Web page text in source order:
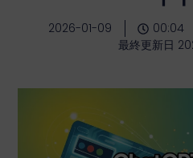
2026-01-09 00:04
最終更新日